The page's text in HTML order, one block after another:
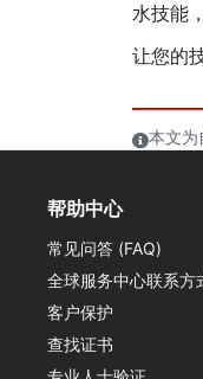
水技能，
让您的
本文为
帮助中心
常见问答 (FAQ)
全球服务中心联系方
客户保护
查找证书